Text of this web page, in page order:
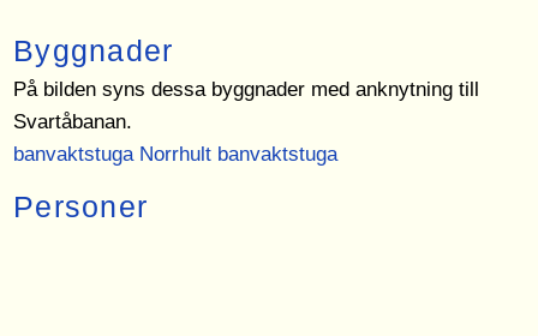
Byggnader
På bilden syns dessa byggnader med anknytning till
Svartåbanan.
banvaktstuga Norrhult banvaktstuga
Personer